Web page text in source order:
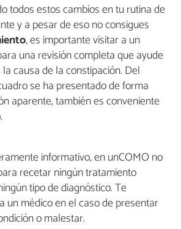
todos estos cambios en tu rutina de
y a pesar de eso no consigues
, es importante visitar a un
una revisión completa que ayude
causa de la constipación. Del
se ha presentado de forma
aparente, también es conveniente
informativo, en unCOMO no
recetar ningún tratamiento
tipo de diagnóstico. Te
un médico en el caso de presentar
o malestar.